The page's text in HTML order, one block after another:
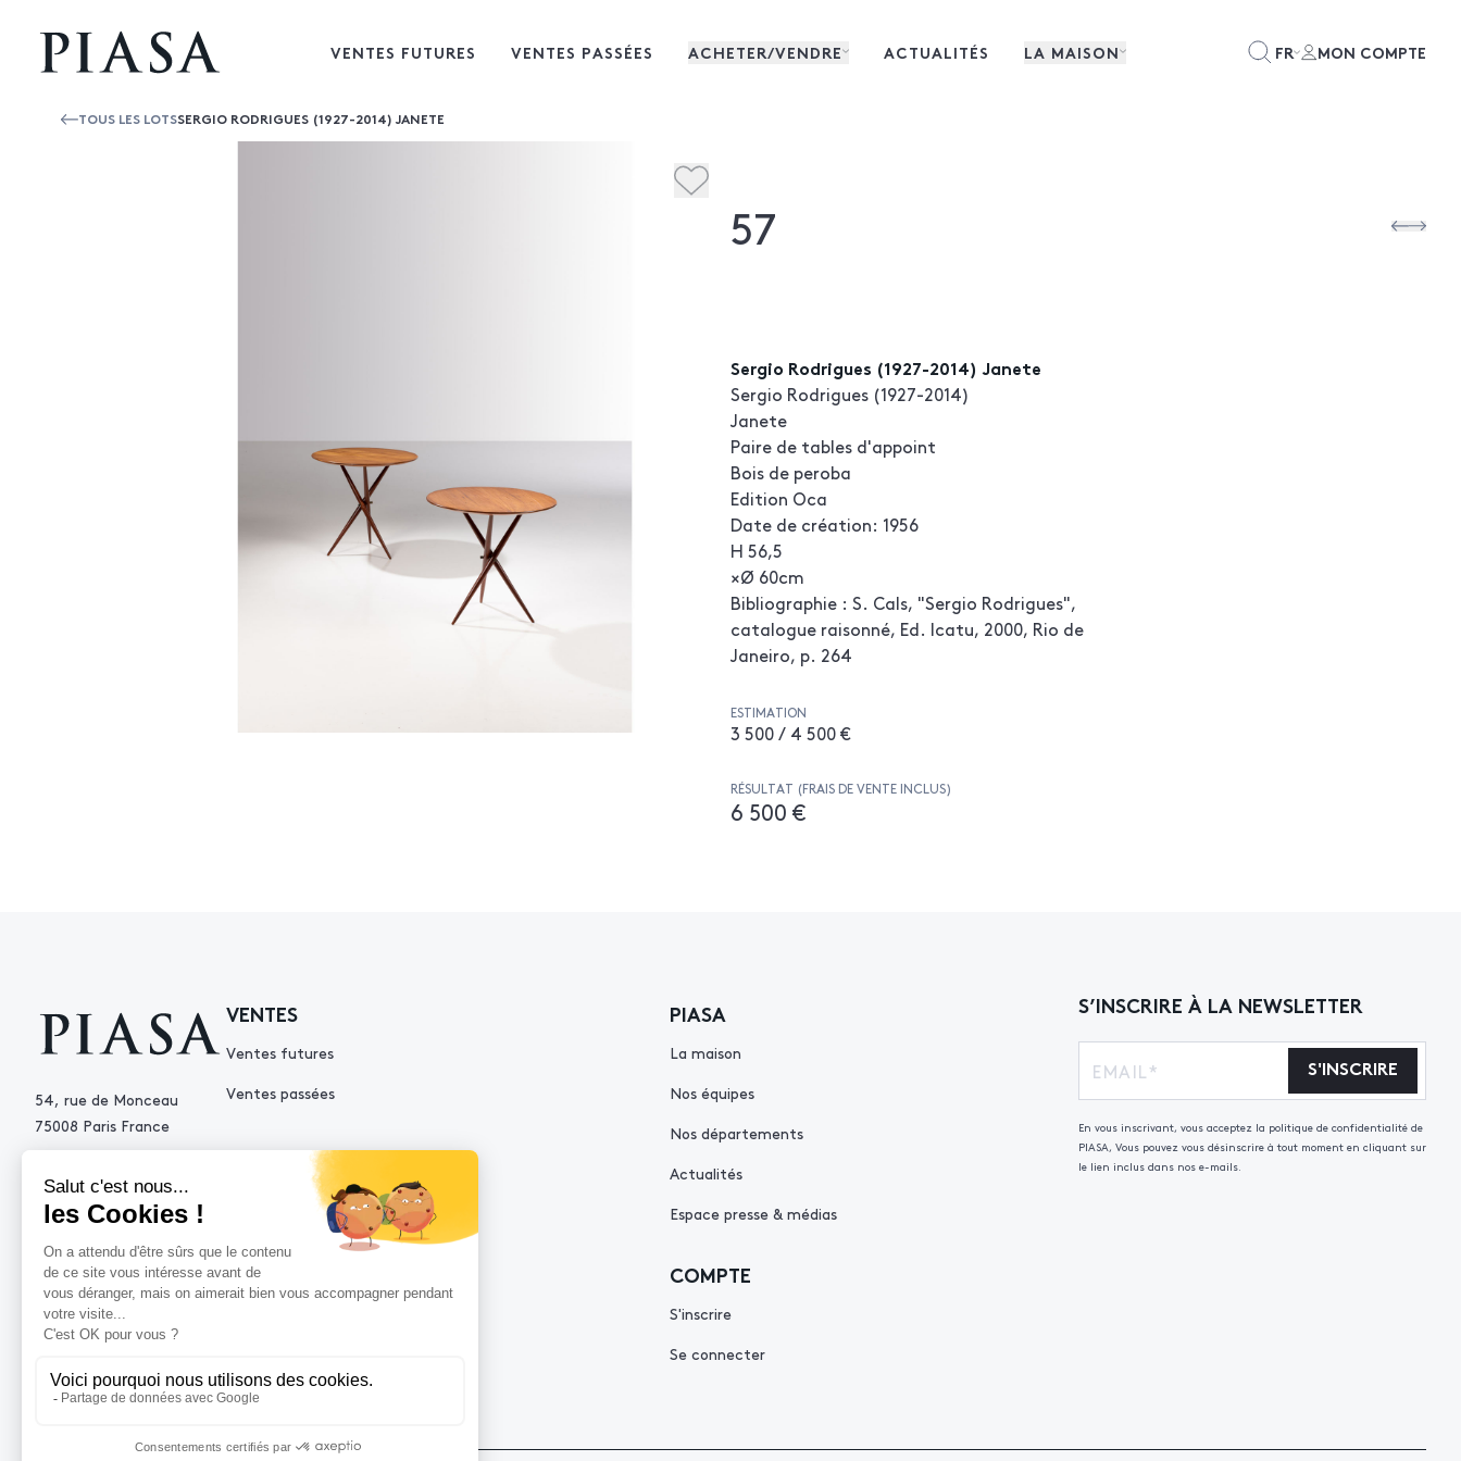
VENTES FUTURES VENTES PASSÉES ACHETER/VENDRE ACTUALITÉS LA MAISON FR MON COMPTE
TOUS LES LOTSSERGIO RODRIGUES (1927-2014) JANETE
57
Sergio Rodrigues (1927-2014) Janete
Sergio Rodrigues (1927-2014)
Janete
Paire de tables d'appoint
Bois de peroba
Edition Oca
Date de création: 1956
H 56,5
×Ø 60cm
Bibliographie : S. Cals, "Sergio Rodrigues",
catalogue raisonné, Ed. Icatu, 2000, Rio de
Janeiro, p. 264
ESTIMATION
3 500 / 4 500 €
RÉSULTAT (FRAIS DE VENTE INCLUS)
6 500 €
54, rue de Monceau
75008 Paris France
contact@piasa.fr
VENTES
Ventes futures
Ventes passées
PIASA
La maison
Nos équipes
Nos départements
Actualités
Espace presse & médias
AIDE
Demande d’estimation
COMPTE
S'inscrire
Se connecter
S’INSCRIRE À LA NEWSLETTER
S'INSCRIRE
En vous inscrivant, vous acceptez la politique de confidentialité de
PIASA, Vous pouvez vous désinscrire à tout moment en cliquant sur
le lien inclus dans nos e-mails.